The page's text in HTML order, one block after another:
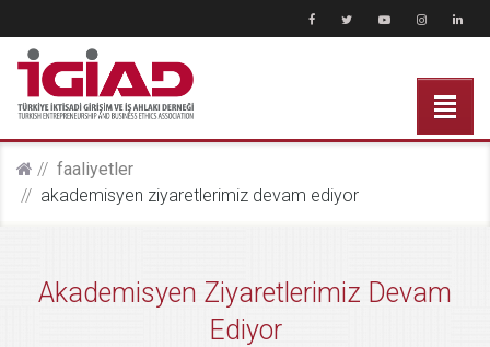
faali̇yetler
akademisyen ziyaretlerimiz devam ediyor
Akademisyen Ziyaretlerimiz Devam
Ediyor